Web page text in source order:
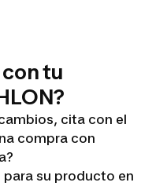
tu
cita con el
compra con
para su producto en